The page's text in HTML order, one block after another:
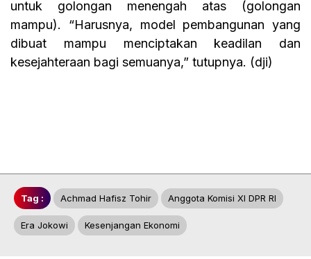
untuk golongan menengah atas (golongan
mampu). “Harusnya, model pembangunan yang
dibuat mampu menciptakan keadilan dan
kesejahteraan bagi semuanya,” tutupnya. (dji)
Tag : Achmad Hafisz Tohir Anggota Komisi XI DPR RI
Era Jokowi Kesenjangan Ekonomi